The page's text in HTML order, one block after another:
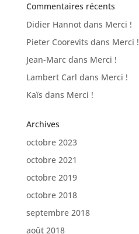
Commentaires récents
Didier Hannotdans Merci !
Pieter Coorevits dans Merci !
Jean-Marcdans Merci !
Lambert Carl dans Merci !
Kaïs dans Merci !
Archives
octobre 2023
octobre 2021
octobre 2019
octobre 2018
septembre 2018
août 2018